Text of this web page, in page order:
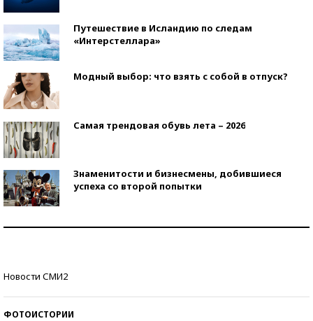
Путешествие в Исландию по следам
«Интерстеллара»
Модный выбор: что взять с собой в отпуск?
Самая трендовая обувь лета – 2026
Знаменитости и бизнесмены, добившиеся
успеха со второй попытки
Новости СМИ2
ФОТОИСТОРИИ